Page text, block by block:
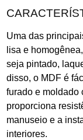
Uma das
lisa e
seja pintado,
disso, o MDF é
furado e moldado
proporciona
manuseio e a
interiores.